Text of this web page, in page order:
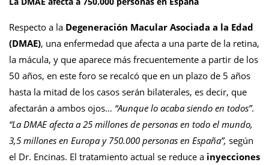
Respecto a la Degeneración Macular Asociada a la Edad
(DMAE), una enfermedad que afecta a una parte de la retina,
la mácula, y que aparece más frecuentemente a partir de los
50 años, en este foro se recalcó que en un plazo de 5 años
hasta la mitad de los casos serán bilaterales, es decir, que
afectarán a ambos ojos… “Aunque lo acaba siendo en todos”.
“La DMAE afecta a 25 millones de personas en todo el mundo,
3,5 millones en Europa y 750.000 personas en España”, según
el Dr. Encinas. El tratamiento actual se reduce a inyecciones